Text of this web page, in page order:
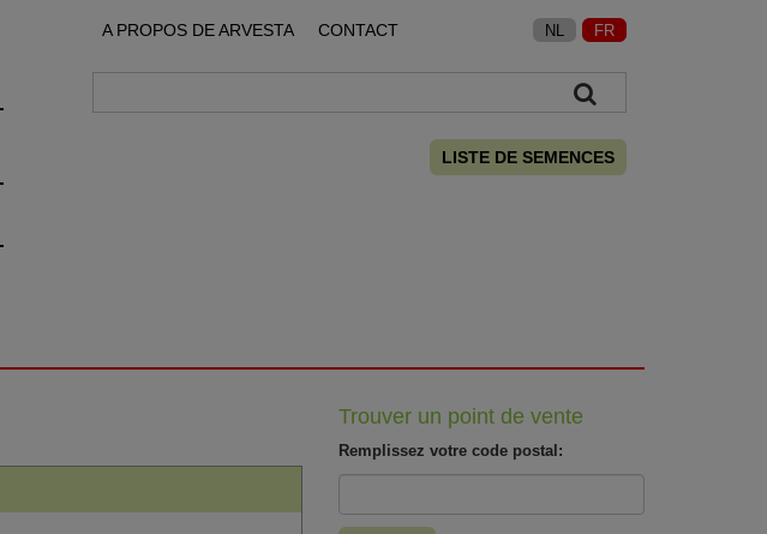
A PROPOS DE ARVESTA CONTACT NL FR
LISTE DE SEMENCES
Trouver un point de vente
Remplissez votre code postal: